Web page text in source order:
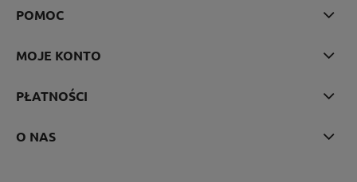
POMOC
MOJE KONTO
PŁATNOŚCI
O NAS